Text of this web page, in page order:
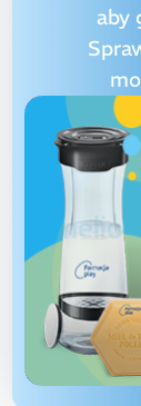
aby